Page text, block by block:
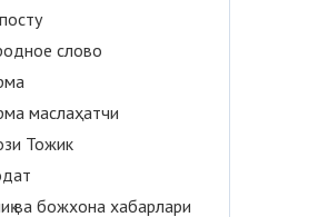
слово
маслаҳатчи
Тожик
ва божхона хабарлари